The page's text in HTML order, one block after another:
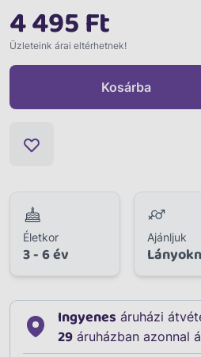
4 495 Ft
Üzleteink árai eltérhetnek!
Kosárba
Életkor
3 - 6 év
Ajánljuk
Ingyenes áruházi
29 áruházban azonnal